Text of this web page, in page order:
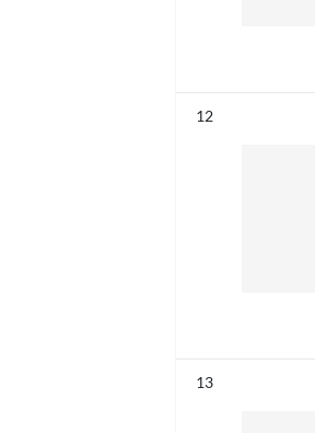
12
13